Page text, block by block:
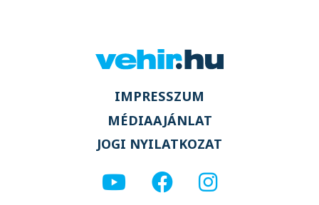
IMPRESSZUM
MÉDIAAJÁNLAT
JOGI NYILATKOZAT